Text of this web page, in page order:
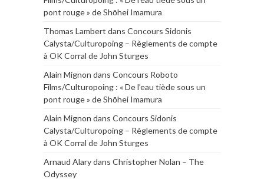
pont rouge » de Shōhei Imamura
Thomas Lambert dans Concours Sidonis
Calysta/Culturopoing – Règlements de compte
à OK Corral de John Sturges
Alain Mignon dans Concours Roboto
Films/Culturopoing : « De l’eau tiède sous un
pont rouge » de Shōhei Imamura
Alain Mignon dans Concours Sidonis
Calysta/Culturopoing – Règlements de compte
à OK Corral de John Sturges
Arnaud Alarydans Christopher Nolan – The
Odyssey